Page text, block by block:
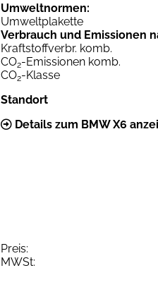
Umweltnormen:
Umweltplakette
Verbrauch und Emissionen
Kraftstoffverbr. komb.
CO2-Emissionen komb.
CO2-Klasse
Standort
Details zum BMW X6
Preis:
MWSt: